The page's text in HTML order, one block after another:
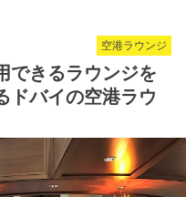
空港ラウンジ
できるラウンジを
ドバイの空港ラウ